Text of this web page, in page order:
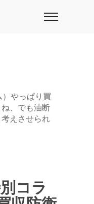
やっぱり買
、でも油断
えさせられ
コラ